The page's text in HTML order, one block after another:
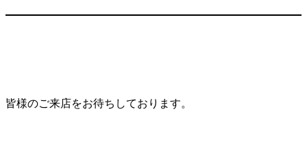
皆様のご来店をお待ちしております。